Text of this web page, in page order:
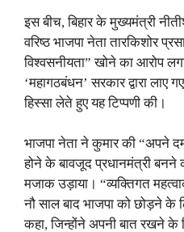
इस बीच, बिहार के मुख्यमंत्री
वरिष्ठ भाजपा नेता तारकिशोर
विश्वसनीयता” खोने का आरोप
‘महागठबंधन’ सरकार द्वारा लाए
हिस्सा लेते हुए यह टिप्पणी की।
भाजपा नेता ने कुमार की “अपने
होने के बावजूद प्रधानमंत्री बनने
मजाक उड़ाया। “व्यक्तिगत
नौ साल बाद भाजपा को छोड़ने के
कहा, जिन्होंने अपनी बात रखने के